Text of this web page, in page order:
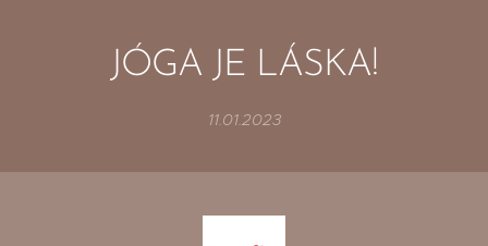
JÓGA JE LÁSKA!
11.01.2023